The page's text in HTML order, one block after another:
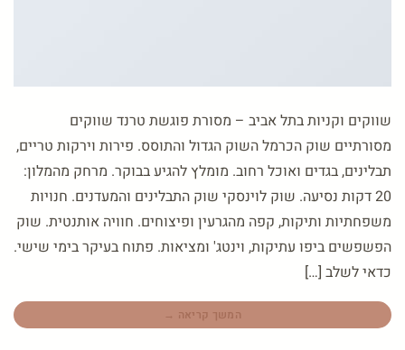
שווקים וקניות בתל אביב – מסורת פוגשת טרנד שווקים
מסורתיים שוק הכרמל השוק הגדול והתוסס. פירות וירקות טריים,
תבלינים, בגדים ואוכל רחוב. מומלץ להגיע בבוקר. מרחק מהמלון:
20 דקות נסיעה. שוק לוינסקי שוק התבלינים והמעדנים. חנויות
משפחתיות ותיקות, קפה מהגרעין ופיצוחים. חוויה אותנטית. שוק
הפשפשים ביפו עתיקות, וינטג' ומציאות. פתוח בעיקר בימי שישי.
כדאי לשלב […]
המשך קריאה →